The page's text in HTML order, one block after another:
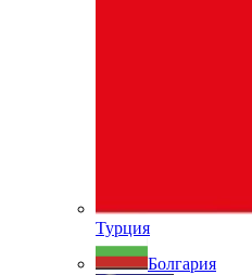
Турция
Болгария